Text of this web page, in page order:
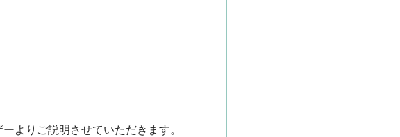
よりご説明させていただきます。